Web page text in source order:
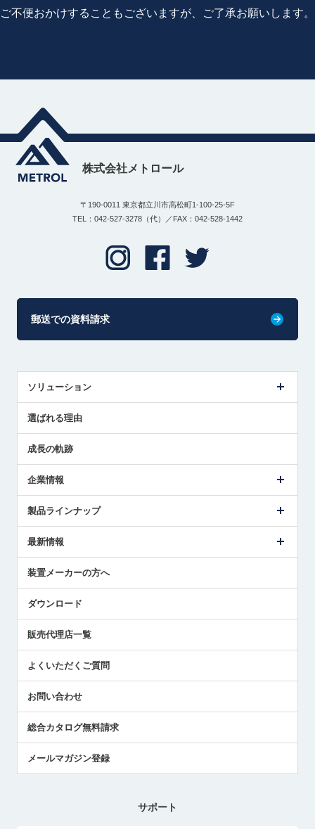
ご不便おかけすることもございますが、ご了承お願いします。
株式会社メトロール
〒190-0011 東京都立川市高松町1-100-25-5F
TEL：042-527-3278（代）／FAX：042-528-1442
郵送での資料請求
ソリューション
解決策提案
選ばれる理由
成長の軌跡
企業情報
ごあいさつ
受賞履歴
採用情報
国/地域/言語
製品ラインナップ
ツールセッタ製品
エアマイクロセンサ製品
最新情報
メトロールの技術
社員ブログ
中小企業のBCP地震対策
センサのテクニカルガイド
社長ブログ
装置メーカーの方へ
ダウンロード
販売代理店一覧
よくいただくご質問
お問い合わせ
総合カタログ無料請求
メールマガジン登録
サポート